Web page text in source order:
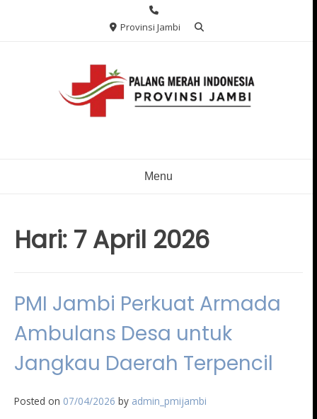
Provinsi Jambi
Menu
Hari: 7 April 2026
PMI Jambi Perkuat Armada
Ambulans Desa untuk
Jangkau Daerah Terpencil
Posted on 07/04/2026 by admin_pmijambi